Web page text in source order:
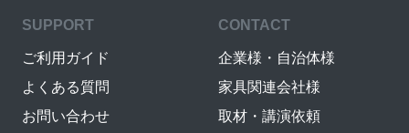
SUPPORT
ご利用ガイド
よくある質問
お問い合わせ
CONTACT
企業様・自治体様
家具関連会社様
取材・講演依頼